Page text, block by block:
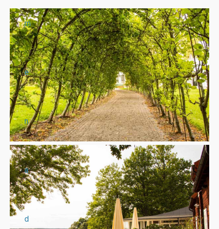
m
e
n
a
d